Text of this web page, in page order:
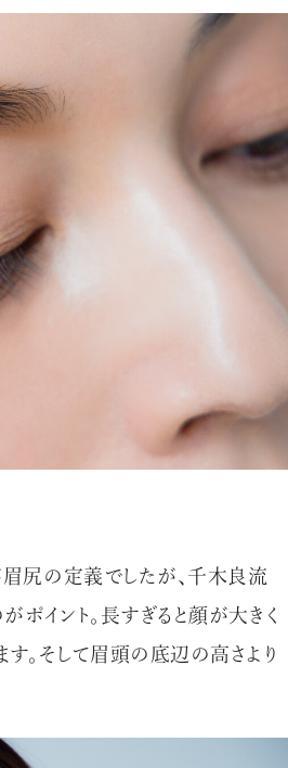
尻の定義でしたが、千木良流
ポイント。長すぎると顔が大きく
。そして眉頭の底辺の高さより